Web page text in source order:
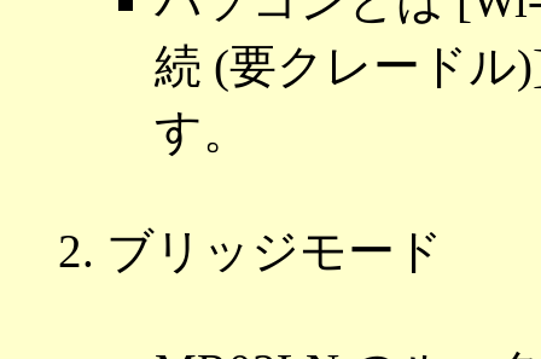
続 (要クレードル
す。
ブリッジモード